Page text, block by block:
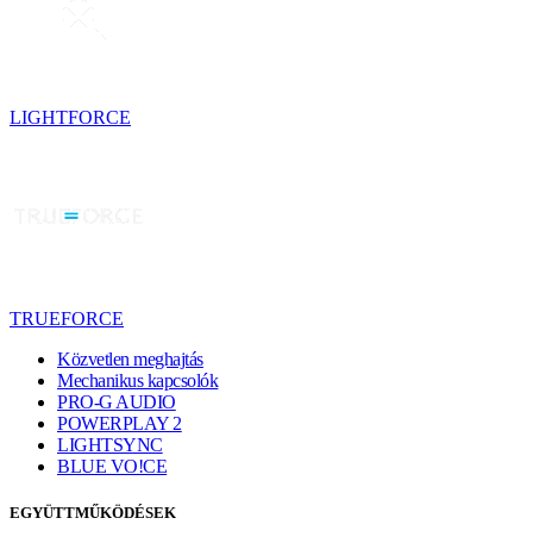
LIGHTFORCE
TRUEFORCE
Közvetlen meghajtás
Mechanikus kapcsolók
PRO-G AUDIO
POWERPLAY 2
LIGHTSYNC
BLUE VO!CE
EGYÜTTMŰKÖDÉSEK